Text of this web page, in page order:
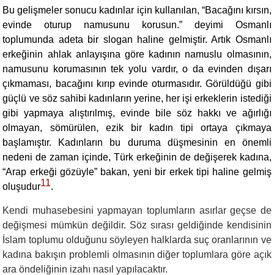
Bu gelişmeler sonucu kadınlar için kullanılan, “Bacağını kırsın,
evinde oturup namusunu korusun.” deyimi Osmanlı
toplumunda adeta bir slogan haline gelmiştir. Artık Osmanlı
erkeğinin ahlak anlayışına göre kadının namuslu olmasının,
namusunu korumasının tek yolu vardır, o da evinden dışarı
çıkmaması, bacağını kırıp evinde oturmasıdır. Görüldüğü gibi
güçlü ve söz sahibi kadınların yerine, her işi erkeklerin istediği
gibi yapmaya alıştırılmış, evinde bile söz hakkı ve ağırlığı
olmayan, sömürülen, ezik bir kadın tipi ortaya çıkmaya
başlamıştır. Kadınların bu duruma düşmesinin en önemli
nedeni de zaman içinde, Türk erkeğinin de değişerek kadına,
“Arap erkeği gözüyle” bakan, yeni bir erkek tipi haline gelmiş
oluşudur11.
Kendi muhasebesini yapmayan toplumların asırlar geçse de
değişmesi mümkün değildir. Söz sırası geldiğinde kendisinin
İslam toplumu olduğunu söyleyen halklarda suç oranlarının ve
kadına bakışın problemli olmasının diğer toplumlara göre açık
ara öndeliğinin izahı nasıl yapılacaktır.